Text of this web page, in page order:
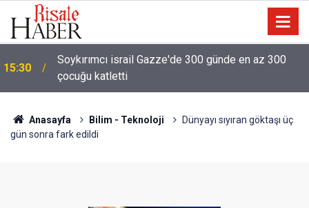
14:30
Anayasa Mahkemesi, kadınların erkeğin kütüğüne
kaydolmasına yönelik itirazı reddetti
Anasayfa Bilim - Teknoloji
Dünyayı sıyıran göktaşı üç
gün sonra fark edildi